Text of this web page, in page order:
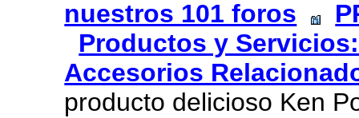
nuestros 101 foros
Productos y
Accesorios
producto delicioso Ken